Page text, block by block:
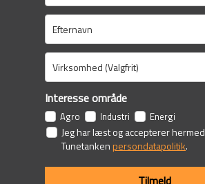
Interesse område
Agro Industri Energi
Jeg har læst og accepterer hermed
Tunetankenpersondatapolitik.